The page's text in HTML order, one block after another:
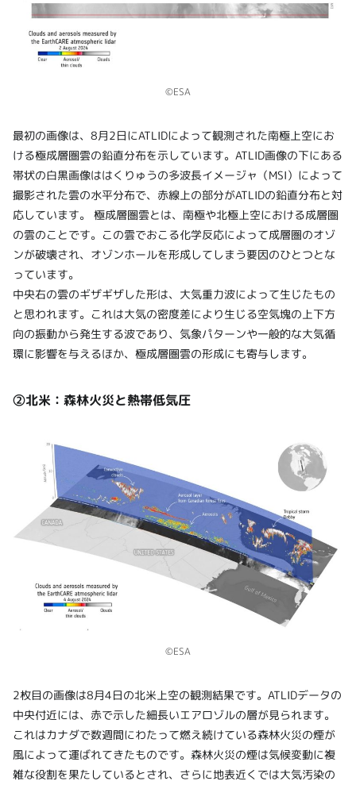
©ESA
最初の画像は、8月2日にATLIDによって観測された南極上空にお
ける極成層圏雲の鉛直分布を示しています。ATLID画像の下にある
帯状の白黒画像ははくりゅうの多波長イメージャ（MSI）によって
撮影された雲の水平分布で、赤線上の部分がATLIDの鉛直分布と対
応しています。 極成層圏雲とは、南極や北極上空における成層圏
の雲のことです。この雲でおこる化学反応によって成層圏のオゾ
ンが破壊され、オゾンホールを形成してしまう要因のひとつとな
っています。
中央右の雲のギザギザした形は、大気重力波によって生じたもの
と思われます。これは大気の密度差により生じる空気塊の上下方
向の振動から発生する波であり、気象パターンや一般的な大気循
環に影響を与えるほか、極成層圏雲の形成にも寄与します。
②北米：森林火災と熱帯低気圧
©ESA
2枚目の画像は8月4日の北米上空の観測結果です。ATLIDデータの
中央付近には、赤で示した細長いエアロゾルの層が見られます。
これはカナダで数週間にわたって燃え続けている森林火災の煙が
風によって運ばれてきたものです。森林火災の煙は気候変動に複
雑な役割を果たしているとされ、さらに地表近くでは大気汚染の